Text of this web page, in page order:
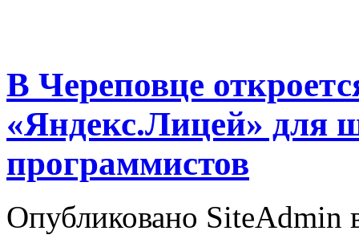
В Череповце
«Яндекс.Лицей» для
программистов
Опубликовано SiteAdmin